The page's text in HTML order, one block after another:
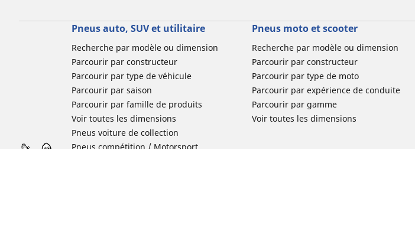
Pneus auto, SUV et utilitaire
Recherche par modèle ou dimension
Parcourir par constructeur
Parcourir par type de véhicule
Parcourir par saison
Parcourir par famille de produits
Voir toutes les dimensions
Pneus voiture de collection
Pneus compétition / Motorsport
Pneus moto et scooter
Recherche par modèle ou dimension
Parcourir par constructeur
Parcourir par type de moto
Parcourir par expérience de conduite
Parcourir par gamme
Voir toutes les dimensions